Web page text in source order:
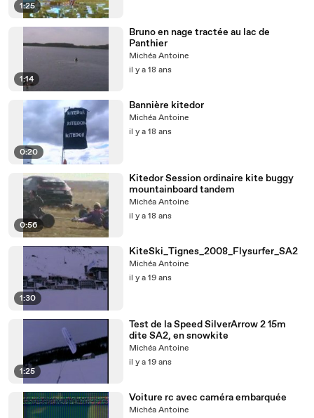
1:25
1:14
Bruno en nage tractée au lac de
Panthier
Michéa Antoine
il y a 18 ans
0:20
Bannière kitedor
Michéa Antoine
il y a 18 ans
0:56
Kitedor Session ordinaire kite buggy
mountainboard tandem
Michéa Antoine
il y a 18 ans
1:30
KiteSki_Tignes_2008_Flysurfer_SA2
Michéa Antoine
il y a 19 ans
1:25
Test de la Speed SilverArrow 2 15m
dite SA2, en snowkite
Michéa Antoine
il y a 19 ans
Voiture rc avec caméra embarquée
Michéa Antoine